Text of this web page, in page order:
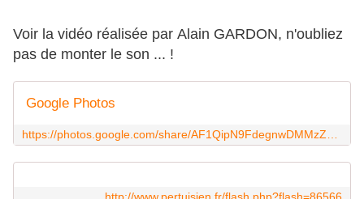
Voir la vidéo réalisée par Alain GARDON, n'oubliez
pas de monter le son ... !
Google Photos